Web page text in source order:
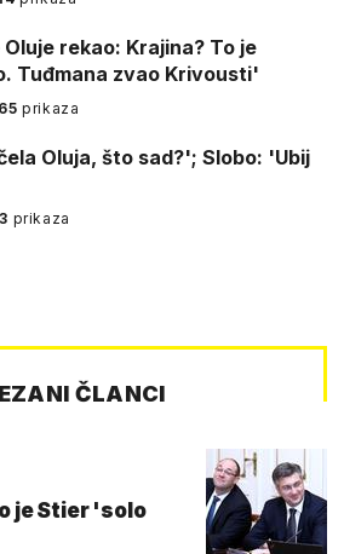
rekao: Krajina? To je
Tuđmana zvao Krivousti'
prikaza
Oluja, što sad?'; Slobo: 'Ubij
prikaza
ČLANCI
je Stier 'solo